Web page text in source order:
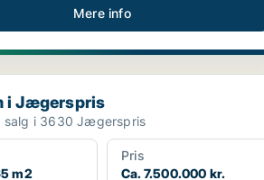
Mere info
i Jægerspris
salg i 3630 Jægerspris
m2
Pris
Ca. 7.500.000 kr.